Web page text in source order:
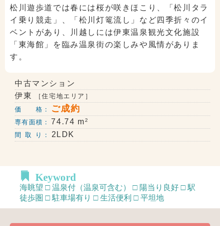
松川遊歩道では春には桜が咲きほこり、「松川タラ
イ乗り競走」、「松川灯篭流し」など四季折々のイ
ベントがあり、川越しには伊東温泉観光文化施設
「東海館」を臨み温泉街の楽しみや風情がありま
す。
中古マンション
伊東
［住宅地エリア］
価 格：
ご成約
専有面積： 74.74 m2
間 取 り： 2LDK
Keyword
海眺望 □ 温泉付（温泉可含む） □ 陽当り良好 □ 駅
徒歩圏 □ 駐車場有り □ 生活便利 □ 平坦地